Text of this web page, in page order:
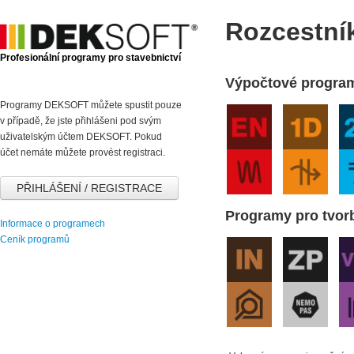
Profesionální programy pro stavebnictví
Programy DEKSOFT můžete spustit pouze
v případě, že jste přihlášeni pod svým
uživatelským účtem DEKSOFT. Pokud
účet nemáte můžete provést registraci.
PŘIHLÁŠENÍ / REGISTRACE
Informace o programech
Ceník programů
Výpočtové
Programy pro